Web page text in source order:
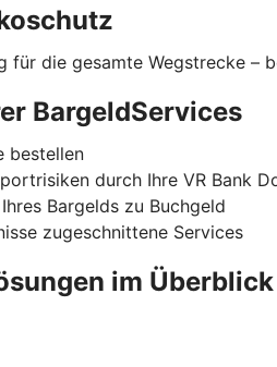
für die gesamte Wegstrecke –
BargeldServices
bestellen
durch Ihre VR Bank
Bargelds zu Buchgeld
zugeschnittene Services
im Überblick